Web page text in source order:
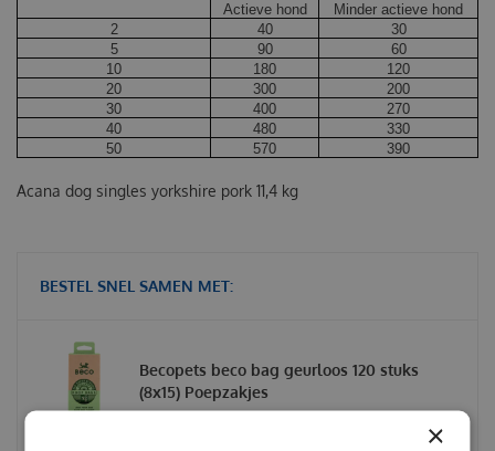
Actieve hond
Minder actieve hond
2
40
30
5
90
60
10
180
120
20
300
200
30
400
270
40
480
330
50
570 390
Acana dog singles yorkshire pork 11,4 kg
BESTEL SNEL SAMEN MET:
Becopets beco bag geurloos 120 stuks
(8x15) Poepzakjes
×